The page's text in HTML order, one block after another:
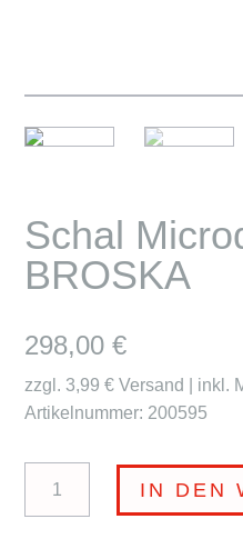
Schal
BROSKA
298,00€
zzgl. 3,99 € Versand | inkl.
Artikelnummer: 200595
IN DEN